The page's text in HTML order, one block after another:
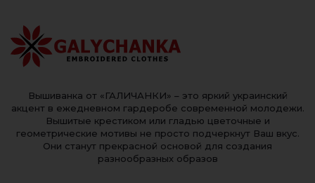
Вышиванка от «ГАЛИЧАНКИ» – это яркий украинский
акцент в ежедневном гардеробе современной молодежи.
Вышитые крестиком или гладью цветочные и
геометрические мотивы не просто подчеркнут Ваш вкус.
Они станут прекрасной основой для создания
разнообразных образов